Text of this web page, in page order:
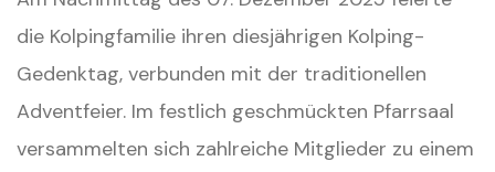
die Kolpingfamilie ihren diesjährigen Kolping-
Gedenktag, verbunden mit der traditionellen
Adventfeier. Im festlich geschmückten Pfarrsaal
versammelten sich zahlreiche Mitglieder zu einem